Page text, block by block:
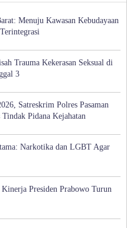
Menuju Kawasan Kebudayaan
Trauma Kekerasan Seksual di
3
Satreskrim Polres Pasaman
Pidana Kejahatan
Narkotika dan LGBT Agar
Presiden Prabowo Turun